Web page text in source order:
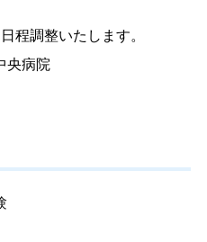
程調整いたします。
央病院